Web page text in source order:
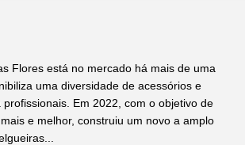
Flores está no mercado há mais de uma
uma diversidade de acessórios e
Em 2022, com o objetivo de
e melhor, construiu um novo a amplo